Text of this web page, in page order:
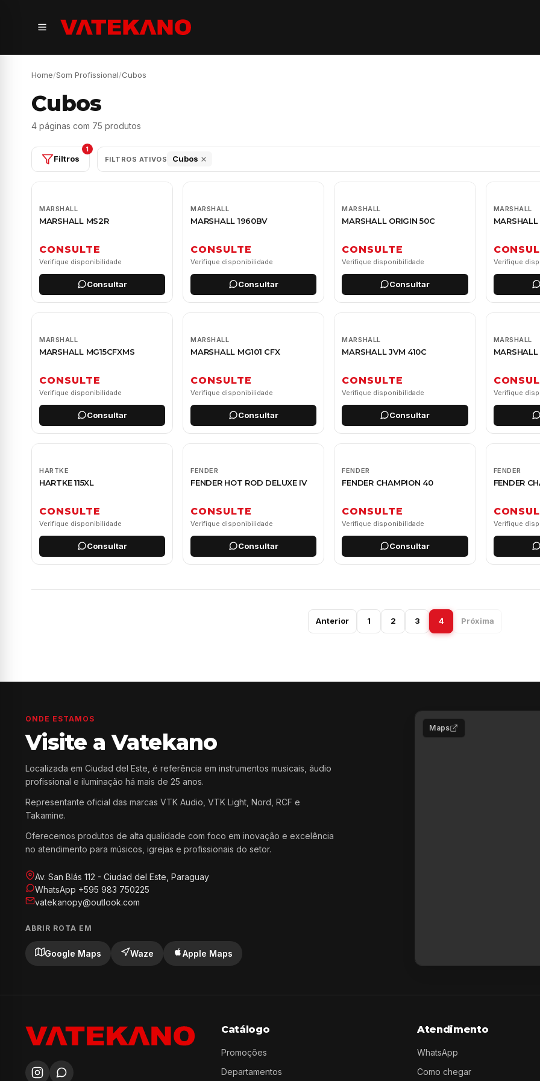
Home/Som Profissional/Cubos
Cubos
4 páginas com 75 produtos
Filtros
1
FILTROS ATIVOS Cubos
MARSHALL
MARSHALL MS2R
CONSULTE
Verifique disponibilidade
Consultar
MARSHALL
MARSHALL 1960BV
CONSULTE
Verifique disponibilidade
Consultar
MARSHALL
MARSHALL ORIGIN 50C
CONSULTE
Verifique disponibilidade
Consultar
MARSHALL
Verifique
MARSHALL
MARSHALL MG15CFXMS
CONSULTE
Verifique disponibilidade
Consultar
MARSHALL
MARSHALL MG101 CFX
CONSULTE
Verifique disponibilidade
Consultar
MARSHALL
MARSHALL JVM 410C
CONSULTE
Verifique disponibilidade
Consultar
MARSHALL
Verifique
HARTKE
HARTKE 115XL
CONSULTE
Verifique disponibilidade
Consultar
FENDER
FENDER HOT ROD DELUXE IV
CONSULTE
Verifique disponibilidade
Consultar
FENDER
FENDER CHAMPION 40
CONSULTE
Verifique disponibilidade
Consultar
FENDER
FENDER
Verifique
Anterior 1 2 3 4 Próxima
Página 10
ONDE ESTAMOS
Visite a Vatekano
Localizada em Ciudad del Este, é referência em instrumentos musicais, áudio
profissional e iluminação há mais de 25 anos.
Representante oficial das marcas VTK Audio, VTK Light, Nord, RCF e
Takamine.
Oferecemos produtos de alta qualidade com foco em inovação e excelência
no atendimento para músicos, igrejas e profissionais do setor.
Av. San Blás 112 - Ciudad del Este, Paraguay
WhatsApp +595 983 750225
vatekanopy@outlook.com
ABRIR ROTA EM
Google Maps Waze Apple Maps
Maps
Catálogo
Promoções
Departamentos
Atendimento
WhatsApp
Como chegar